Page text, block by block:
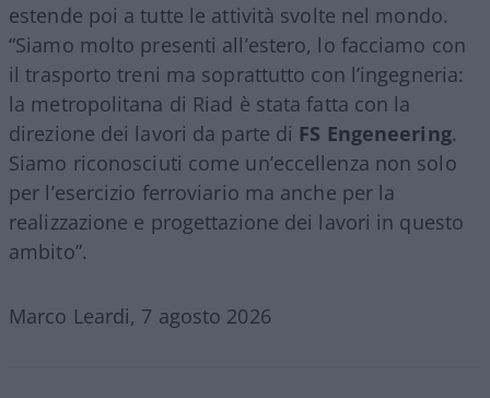
estende poi a tutte le attività svolte nel mondo.
“Siamo molto presenti all’estero, lo facciamo con
il trasporto treni ma soprattutto con l’ingegneria:
la metropolitana di Riad è stata fatta con la
direzione dei lavori da parte di FS Engeneering.
Siamo riconosciuti come un’eccellenza non solo
per l’esercizio ferroviario ma anche per la
realizzazione e progettazione dei lavori in questo
ambito”.
Marco Leardi, 7 agosto 2026